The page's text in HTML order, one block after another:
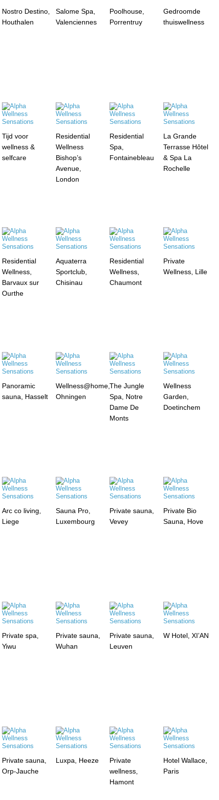
Nostro Destino,
Houthalen
Salome Spa,
Valenciennes
Poolhouse,
Porrentruy
Gedroomde
thuiswellness
Tijd voor
wellness &
selfcare
Residential
Wellness
Bishop’s
Avenue,
London
Residential
Spa,
Fontainebleau
La Grande
Terrasse Hôtel
& Spa La
Rochelle
Residential
Wellness,
Barvaux sur
Ourthe
Aquaterra
Sportclub,
Chisinau
Residential
Wellness,
Chaumont
Private
Wellness, Lille
Panoramic
sauna, Hasselt
Wellness@home,
Ohningen
The Jungle
Spa, Notre
Dame De
Monts
Wellness
Garden,
Doetinchem
Arc co living,
Liege
Sauna Pro,
Luxembourg
Private sauna,
Vevey
Private Bio
Sauna, Hove
Private spa,
Yiwu
Private sauna,
Wuhan
Private sauna,
Leuven
W Hotel, XI’AN
Private sauna,
Orp-Jauche
Luxpa, Heeze
Private
wellness,
Hamont
Hotel Wallace,
Paris